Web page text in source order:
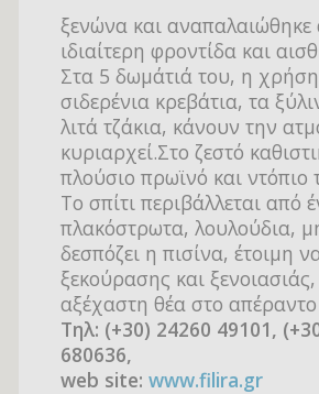
ξενώνα και αναπαλαιώθηκε
ιδιαίτερη φροντίδα και
Στα 5 δωμάτιά του, η
σιδερένια κρεβάτια, τα
λιτά τζάκια, κάνουν την
κυριαρχεί.Στο ζεστό
πλούσιο πρωϊνό και ντόπιο
Το σπίτι περιβάλλεται
πλακόστρωτα, λουλούδια,
δεσπόζει η πισίνα, έτοιμη
ξεκούρασης και
αξέχαστη θέα στο απέραντο
Τηλ: (+30) 24260 49101,
680636,
web site: www.filira.gr